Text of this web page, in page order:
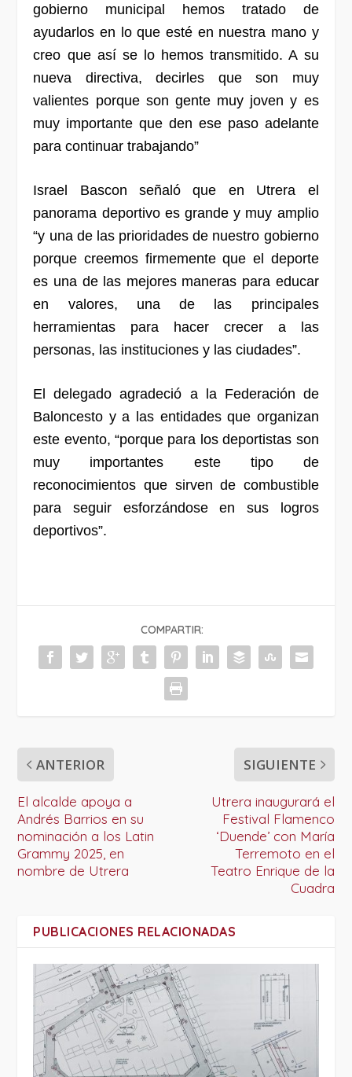
gobierno municipal hemos tratado de
ayudarlos en lo que esté en nuestra mano y
creo que así se lo hemos transmitido. A su
nueva directiva, decirles que son muy
valientes porque son gente muy joven y es
muy importante que den ese paso adelante
para continuar trabajando”
Israel Bascon señaló que en Utrera el
panorama deportivo es grande y muy amplio
“y una de las prioridades de nuestro gobierno
porque creemos firmemente que el deporte
es una de las mejores maneras para educar
en valores, una de las principales
herramientas para hacer crecer a las
personas, las instituciones y las ciudades”.
El delegado agradeció a la Federación de
Baloncesto y a las entidades que organizan
este evento, “porque para los deportistas son
muy importantes este tipo de
reconocimientos que sirven de combustible
para seguir esforzándose en sus logros
deportivos”.
COMPARTIR:
ANTERIOR
El alcalde apoya a
Andrés Barrios en su
nominación a los Latin
Grammy 2025, en
nombre de Utrera
SIGUIENTE
Utrera inaugurará el
Festival Flamenco
‘Duende’ con María
Terremoto en el
Teatro Enrique de la
Cuadra
PUBLICACIONES RELACIONADAS